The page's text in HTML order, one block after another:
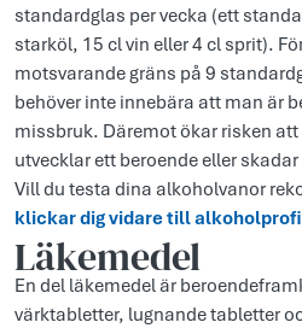
standardglas per vecka (ett
starköl, 15 cl vin eller 4 cl sprit).
motsvarande gräns på 9
behöver inte innebära att man är
missbruk. Däremot ökar risken
utvecklar ett beroende eller
Vill du testa dina alkoholvanor
klickar dig vidare till
Läkemedel
En del läkemedel är
värktabletter, lugnande tabletter